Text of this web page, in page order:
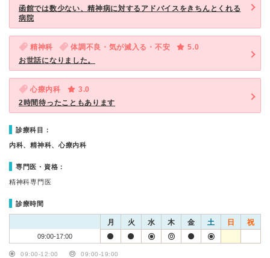
函館では数少ない、精神病に対するアドバイスをきちんとくれる
病院
精神科 体調不良・気が滅入る・不安
5.0
お世話になりました。
心療内科
3.0
2時間待ったこともあります
診療科目：
内科、精神科、心療内科
専門医・資格：
精神科専門医
診療時間
月 火 水 木 金 土 日 祝
09:00-17:00
09:00-12:00 09:00-19:00